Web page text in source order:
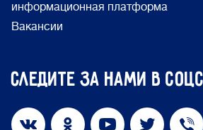
информационная платформа
Вакансии
Следите за нами в